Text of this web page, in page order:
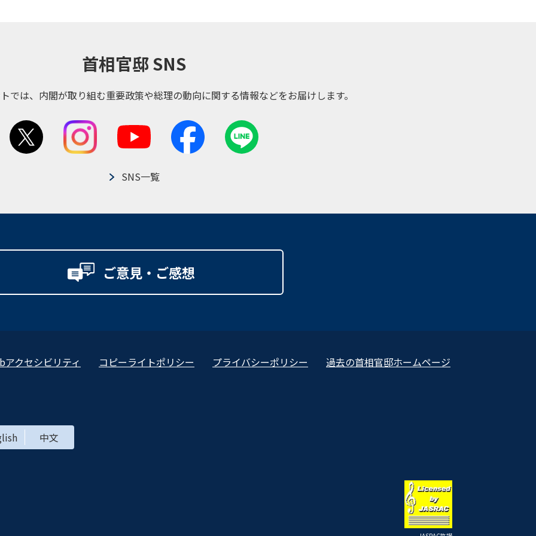
首相官邸 SNS
では、内閣が取り組む重要政策や総理の動向に関する情報などをお届けします。
SNS一覧
ご意見・ご感想
アクセシビリティ コピーライトポリシー プライバシーポリシー
過去の首相官邸ホームページ
中文